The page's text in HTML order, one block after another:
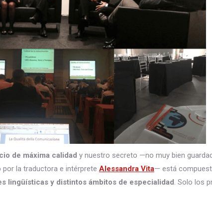
de máxima calidad y nuestro secreto —no muy bien
por la traductora e intérprete Alessandra Vita— está
lingüísticas y distintos ámbitos de especialidad . Solo los